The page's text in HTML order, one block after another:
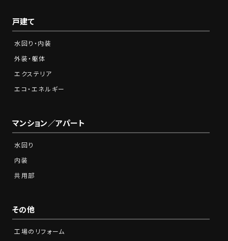
戸建て
水回り・内装
外装・躯体
エクステリア
エコ・エネルギー
マンション／アパート
水回り
内装
共用部
その他
工場のリフォーム